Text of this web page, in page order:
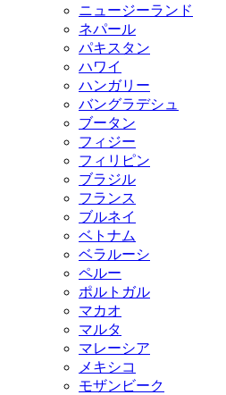
ニュージーランド
ネパール
パキスタン
ハワイ
ハンガリー
バングラデシュ
ブータン
フィジー
フィリピン
ブラジル
フランス
ブルネイ
ベトナム
ベラルーシ
ペルー
ポルトガル
マカオ
マルタ
マレーシア
メキシコ
モザンビーク